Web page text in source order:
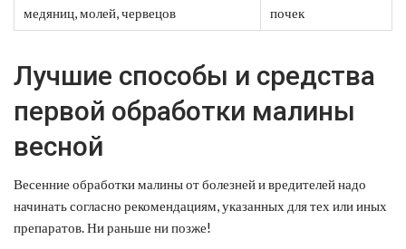
медяниц, молей, червецов
почек
Лучшие способы и средства
первой обработки малины
весной
Весенние обработки малины от болезней и вредителей надо
начинать согласно рекомендациям, указанных для тех или иных
препаратов. Ни раньше ни позже!